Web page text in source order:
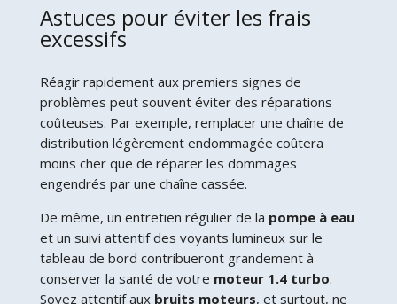
Astuces pour éviter les frais
excessifs
Réagir rapidement aux premiers signes de
problèmes peut souvent éviter des réparations
coûteuses. Par exemple, remplacer une chaîne de
distribution légèrement endommagée coûtera
moins cher que de réparer les dommages
engendrés par une chaîne cassée.
De même, un entretien régulier de la pompe à eau
et un suivi attentif des voyants lumineux sur le
tableau de bord contribueront grandement à
conserver la santé de votre moteur 1.4 turbo.
Soyez attentif aux bruits moteurs, et surtout, ne